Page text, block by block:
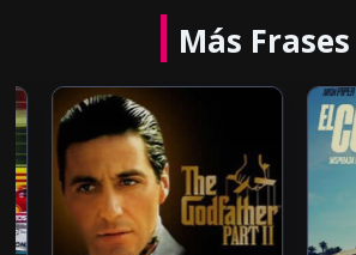
Más Frases